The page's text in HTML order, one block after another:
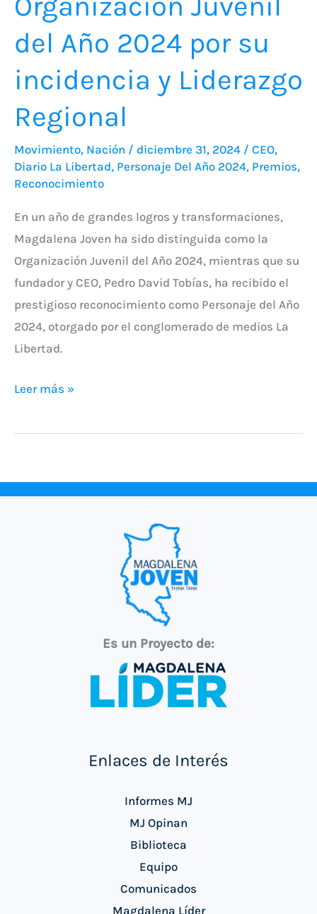
del Año 2024 por su
incidencia y Liderazgo
Regional
Movimiento, Nación / diciembre 31, 2024 / CEO,
Diario La Libertad, Personaje Del Año 2024, Premios,
Reconocimiento
En un año de grandes logros y transformaciones,
Magdalena Joven ha sido distinguida como la
Organización Juvenil del Año 2024, mientras que su
fundador y CEO, Pedro David Tobías, ha recibido el
prestigioso reconocimiento como Personaje del Año
2024, otorgado por el conglomerado de medios La
Libertad.
Leer más »
Es un Proyecto de:
Enlaces de Interés
Informes MJ
MJ Opinan
Biblioteca
Equipo
Comunicados
Magdalena Líder